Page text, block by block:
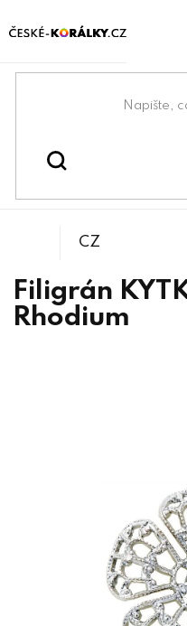
na
Domů
Bižuterní komponenty
Filigrán
Rhodium
CZ